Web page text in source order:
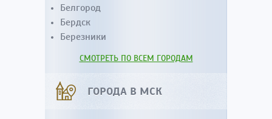
Белгород
Бердск
Березники
СМОТРЕТЬ ПО ВСЕМ ГОРОДАМ
ГОРОДА В МСК